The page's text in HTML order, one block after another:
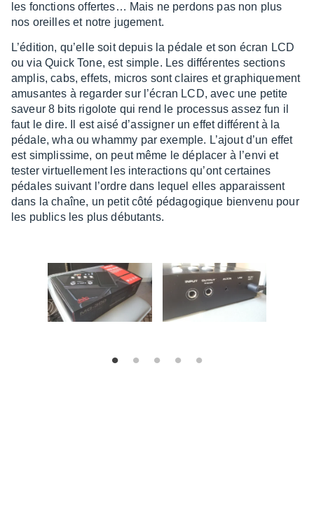
les fonc­tions offer­tes… Mais ne perdons pas non plus
nos oreilles et notre juge­ment.
L’édi­tion, qu’elle soit depuis la pédale et son écran LCD
ou via Quick Tone, est simple. Les diffé­rentes sections
amplis, cabs, effets, micros sont claires et graphique­ment
amusantes à regar­der sur l’écran LCD, avec une petite
saveur 8 bits rigo­lote qui rend le proces­sus assez fun il
faut le dire. Il est aisé d’as­si­gner un effet diffé­rent à la
pédale, wha ou whammy par exemple. L’ajout d’un effet
est simplis­sime, on peut même le dépla­cer à l’envi et
tester virtuel­le­ment les inter­ac­tions qu’ont certaines
pédales suivant l’ordre dans lequel elles appa­raissent
dans la chaîne, un petit côté péda­go­gique bien­venu pour
les publics les plus débu­tants.